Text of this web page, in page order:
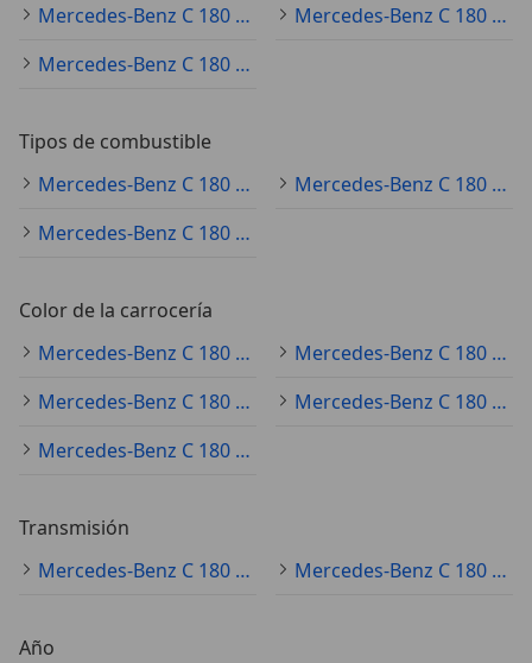
Mercedes-Benz C 180 sedán
Mercedes-Benz C 180 familiar
Mercedes-Benz C 180 coupé
Tipos de combustible
Mercedes-Benz C 180 gasolina
Mercedes-Benz C 180 diésel
Mercedes-Benz C 180 electro/gasolina
Color de la carrocería
Mercedes-Benz C 180 negro
Mercedes-Benz C 180 gris
Mercedes-Benz C 180 blanco
Mercedes-Benz C 180 plateado
Mercedes-Benz C 180 azul
Transmisión
Mercedes-Benz C 180 automático
Mercedes-Benz C 180 manual
Año